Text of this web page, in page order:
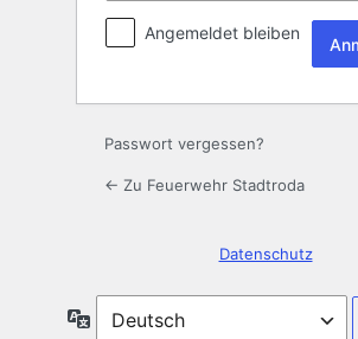
Angemeldet bleiben
Passwort vergessen?
← Zu Feuerwehr Stadtroda
Datenschutz
Sprache